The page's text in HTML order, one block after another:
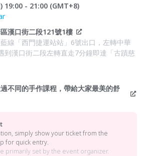
19:00 - 21:00 (GMT+8)
漢口街二段121號1樓
線「西門捷運站站」6號出口，左轉中華
到漢口街二段左轉直走7分鐘即達「古蹟慈
不同的手作課程，帶給大家最美的舒
simply show your ticket from the
for quick entry.
primarily set by the event organizer.